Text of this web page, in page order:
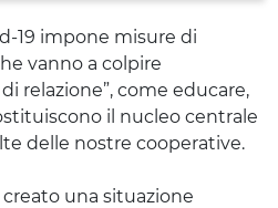
19 impone misure di
vanno a colpire
relazione”, come educare,
il nucleo centrale
delle nostre cooperative.
una situazione